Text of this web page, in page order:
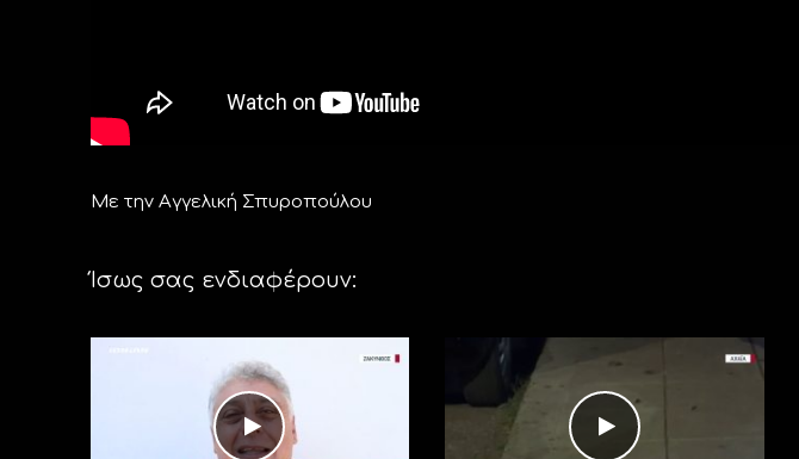
Με την Αγγελική Σπυροπούλου
Ίσως σας ενδιαφέρουν: